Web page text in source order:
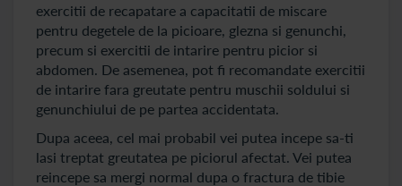
exercitii de recapatare a capacitatii de miscare
pentru degetele de la picioare, glezna si genunchi,
precum si exercitii de intarire pentru picior si
abdomen. De asemenea, pot fi recomandate exercitii
de intarire fara greutate pentru muschii soldului si
genunchiului de pe partea accidentata.
Dupa aceea, cel mai probabil vei putea incepe sa-ti
lasi treptat greutatea pe piciorul afectat. Vei putea
reincepe sa mergi normal dupa o fractura de tibie